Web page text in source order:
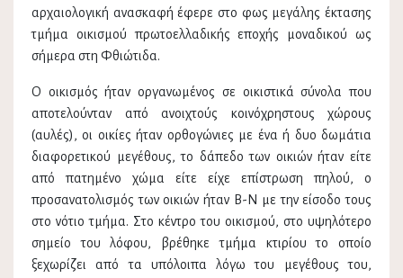
αρχαιολογική ανασκαφή έφερε στο φως μεγάλης έκτασης
τμήμα οικισμού πρωτοελλαδικής εποχής μοναδικού ως
σήμερα στη Φθιώτιδα.
Ο οικισμός ήταν οργανωμένος σε οικιστικά σύνολα που
αποτελούνταν από ανοιχτούς κοινόχρηστους χώρους
(αυλές), οι οικίες ήταν ορθογώνιες με ένα ή δυο δωμάτια
διαφορετικού μεγέθους, το δάπεδο των οικιών ήταν είτε
από πατημένο χώμα είτε είχε επίστρωση πηλού, ο
προσανατολισμός των οικιών ήταν Β-Ν με την είσοδο τους
στο νότιο τμήμα. Στο κέντρο του οικισμού, στο υψηλότερο
σημείο του λόφου, βρέθηκε τμήμα κτιρίου το οποίο
ξεχωρίζει από τα υπόλοιπα λόγω του μεγέθους του,